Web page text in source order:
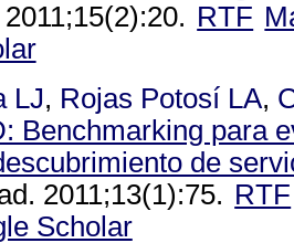
RTF
LJ, Rojas Potosí LA,
Benchmarking para
de
2011;13(1):75. RTF
Scholar